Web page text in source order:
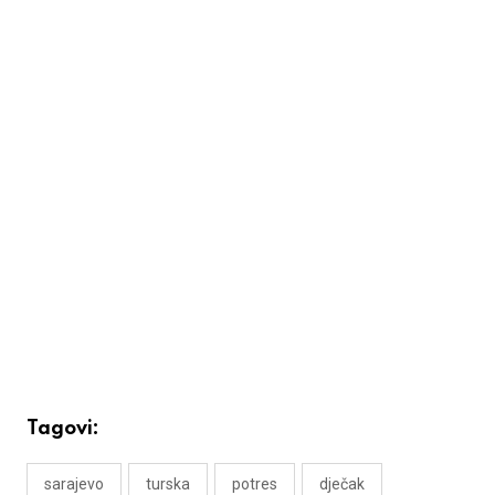
Tagovi:
sarajevo turska potres dječak